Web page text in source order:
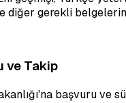
diğer gerekli belgelerin
ve Takip
başvuru ve